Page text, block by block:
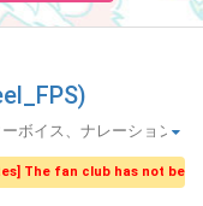
ボイス、ナレーション
The fan club has not